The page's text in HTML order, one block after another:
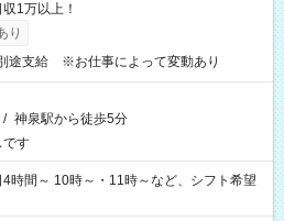
1万以上！
り
途支給 ※お仕事によって変動あり
/ 神泉駅から徒歩5分
です
間～ 10時～・11時～など、シフト希望